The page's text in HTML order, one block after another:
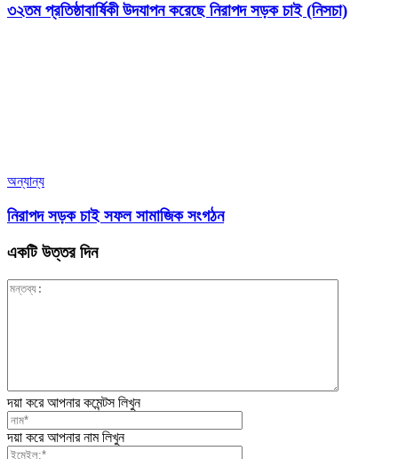
৩২তম প্রতিষ্ঠাবার্ষিকী উদযাপন করেছে নিরাপদ সড়ক চাই (নিসচা)
অন্যান্য
নিরাপদ সড়ক চাই সফল সামাজিক সংগঠন
একটি উত্তর দিন
দয়া করে আপনার কমেন্টস লিখুন
দয়া করে আপনার নাম লিখুন